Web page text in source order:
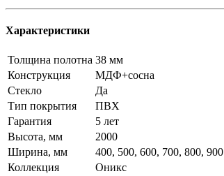
Характеристики
Толщина полотна 38 мм
Конструкция
МДФ+сосна
Стекло
Да
Тип покрытия
ПВХ
Гарантия
5 лет
Высота, мм
2000
Ширина, мм
400, 500, 600, 700, 800, 900
Коллекция
Оникс